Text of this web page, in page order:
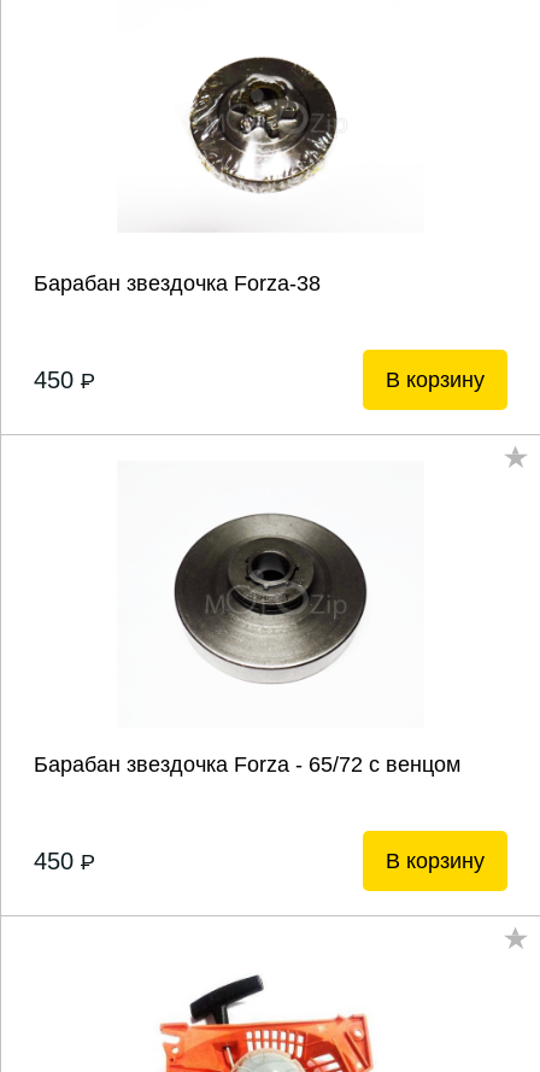
Барабан звездочка Forza-38
450 P В корзину
Барабан звездочка Forza - 65/72 с венцом
450 P В корзину